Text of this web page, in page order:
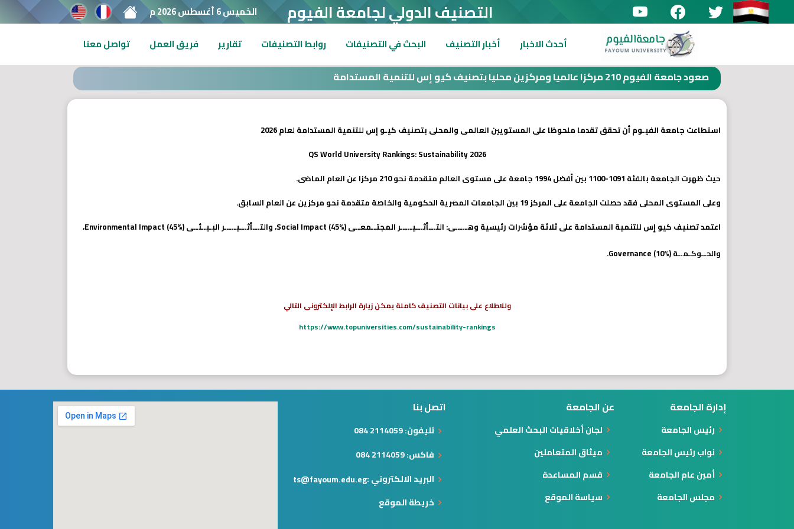
الخميس 6 أغسطس 2026 م التصنيف الدولي لجامعة الفيوم
أحدث الاخبار أخبار التصنيف البحث في التصنيفات روابط التصنيفات تقارير فريق العمل تواصل معنا
صعود جامعة الفيوم 210 مركزا عالميا ومركزين محليا بتصنيف كيو إس للتنمية المستدامة
استطاعت جامعة الفيـوم أن تحقق تقدما ملحوظا على المستويين العالمى والمحلى بتصنيف كيـو إس للتنمية المستدامة لعام 2026
QS World University Rankings: Sustainability 2026
حيث ظهرت الجامعة بالفئة 1091-1100 بين أفضل 1994 جامعة على مستوى العالم متقدمة نحو 210 مركزا عن العام الماضى.
وعلى المستوى المحلى فقد حصلت الجامعة على المركز 19 بين الجامعات المصرية الحكومية والخاصة متقدمة نحو مركزين عن العام السابق.
اعتمد تصنيف كيو إس للتنمية المستدامة على ثلاثة مؤشرات رئيسية وهـــــى: التـــأثـــيـــــر المجتــمعــى Social Impact (45%)، والتـــأثـــيـــــر البـيــئــى Environmental Impact (45%)،
والحــوكـمــة Governance (10%).
وللاطلاع على بيانات التصنيف كاملة يمكن زيارة الرابط الإلكترونى التالي
https://www.topuniversities.com/sustainability-rankings
إدارة الجامعة
رئيس الجامعة
نواب رئيس الجامعة
أمين عام الجامعة
مجلس الجامعة
عن الجامعة
لجان أخلاقيات البحث العلمي
ميثاق المتعاملين
قسم المساعدة
سياسة الموقع
اتصل بنا
تليفون: 2114059 084
فاكس: 2114059 084
البريد الالكتروني :ts@fayoum.edu.eg
خريطة الموقع